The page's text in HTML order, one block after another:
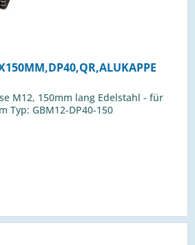
M12, 150mm lang Edelstahl - für
Typ: GBM12-DP40-150